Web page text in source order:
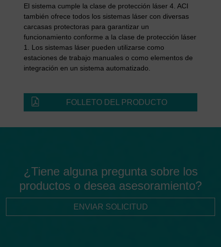
El sistema cumple la clase de protección láser 4. ACI
también ofrece todos los sistemas láser con diversas
carcasas protectoras para garantizar un
funcionamiento conforme a la clase de protección láser
1. Los sistemas láser pueden utilizarse como
estaciones de trabajo manuales o como elementos de
integración en un sistema automatizado.
FOLLETO DEL PRODUCTO
¿Tiene alguna pregunta sobre los
productos o desea asesoramiento?
ENVIAR SOLICITUD